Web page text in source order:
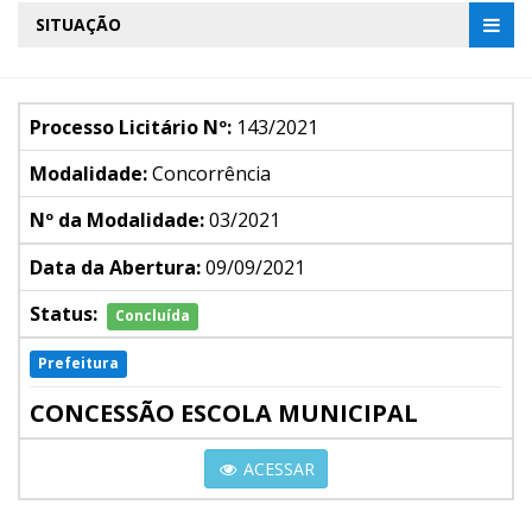
SITUAÇÃO
Processo Licitário Nº: 143/2021
Modalidade:Concorrência
Nº da Modalidade:03/2021
Data da Abertura:09/09/2021
Status:
Concluída
Prefeitura
CONCESSÃO ESCOLA MUNICIPAL
ACESSAR